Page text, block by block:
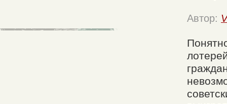
Автор: